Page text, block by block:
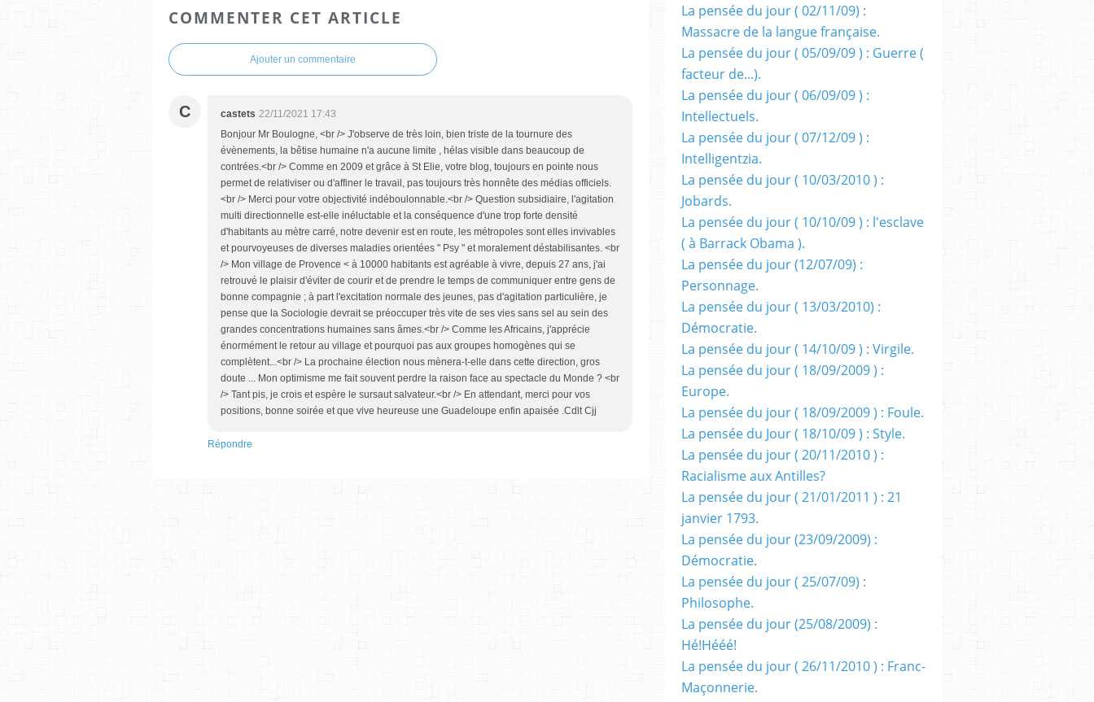
COMMENTER CET ARTICLE
Ajouter un commentaire
C castets 22/11/2021 17:43
Bonjour Mr Boulogne, <br /> J'observe de très loin, bien triste de la tournure des
évènements, la bêtise humaine n'a aucune limite , hélas visible dans beaucoup de
contrées.<br /> Comme en 2009 et grâce à St Elie, votre blog, toujours en pointe nous
permet de relativiser ou d'affiner le travail, pas toujours très honnête des médias officiels.
<br /> Merci pour votre objectivité indéboulonnable.<br /> Question subsidiaire, l'agitation
multi directionnelle est-elle inéluctable et la conséquence d'une trop forte densité
d'habitants au mètre carré, notre devenir est en route, les métropoles sont elles invivables
et pourvoyeuses de diverses maladies orientées " Psy " et moralement déstabilisantes. <br
/> Mon village de Provence < à 10000 habitants est agréable à vivre, depuis 27 ans, j'ai
retrouvé le plaisir d'éviter de courir et de prendre le temps de communiquer entre gens de
bonne compagnie ; à part l'excitation normale des jeunes, pas d'agitation particulière, je
pense que la Sociologie devrait se préoccuper très vite de ses vies sans sel au sein des
grandes concentrations humaines sans âmes.<br /> Comme les Africains, j'apprécie
énormément le retour au village et pourquoi pas aux groupes homogènes qui se
complètent...<br /> La prochaine élection nous mènera-t-elle dans cette direction, gros
doute ... Mon optimisme me fait souvent perdre la raison face au spectacle du Monde ? <br
/> Tant pis, je crois et espère le sursaut salvateur.<br /> En attendant, merci pour vos
positions, bonne soirée et que vive heureuse une Guadeloupe enfin apaisée .Cdlt Cjj
Répondre
La pensée du jour ( 02/11/09) :
Massacre de la langue française.
La pensée du jour ( 05/09/09 ) : Guerre (
facteur de...).
La pensée du jour ( 06/09/09 ) :
Intellectuels.
La pensée du jour ( 07/12/09 ) :
Intelligentzia.
La pensée du jour ( 10/03/2010 ) :
Jobards.
La pensée du jour ( 10/10/09 ) : l'esclave
( à Barrack Obama ).
La pensée du jour (12/07/09) :
Personnage.
La pensée du jour ( 13/03/2010) :
Démocratie.
La pensée du jour ( 14/10/09 ) : Virgile.
La pensée du jour ( 18/09/2009 ) :
Europe.
La pensée du jour ( 18/09/2009 ) : Foule.
La pensée du Jour ( 18/10/09 ) : Style.
La pensée du jour ( 20/11/2010 ) :
Racialisme aux Antilles?
La pensée du jour ( 21/01/2011 ) : 21
janvier 1793.
La pensée du jour (23/09/2009) :
Démocratie.
La pensée du jour ( 25/07/09) :
Philosophe.
La pensée du jour (25/08/2009) :
Hé!Hééé!
La pensée du jour ( 26/11/2010 ) : Franc-
Maçonnerie.